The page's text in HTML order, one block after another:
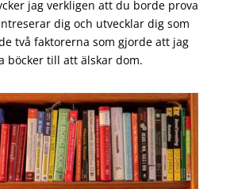
jag verkligen att du borde prova
dig och utvecklar dig som
två faktorerna som gjorde att jag
böcker till att älskar dom.